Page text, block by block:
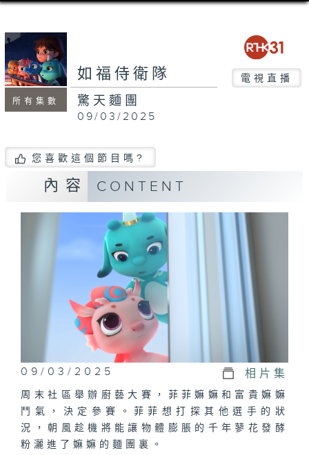
所有集數
如福侍衛隊 電視直播
驚天麵團
09/03/2025
您喜歡這個節目嗎?
內容 CONTENT
09/03/2025 相片集
周末社區舉辦廚藝大賽，菲菲嫲嫲和富貴嫲嫲
鬥氣，決定參賽。菲菲想打探其他選手的狀
況，朝風趁機將能讓物體膨脹的千年蓼花發酵
粉灑進了嫲嫲的麵團裏。